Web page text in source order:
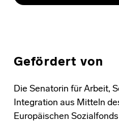
Gefördert von
Die Senatorin für Arbeit,
Integration aus Mitteln
Europäischen